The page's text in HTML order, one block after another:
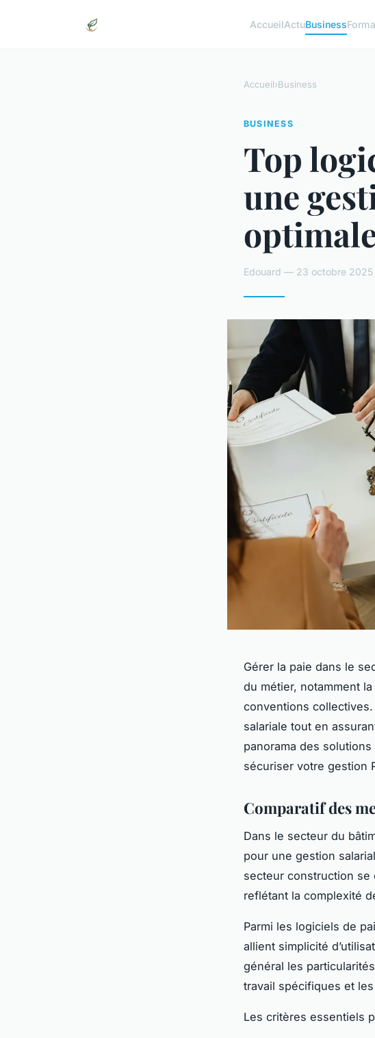
AccueilActuBusiness
Accueil›Business
BUSINESS
Top
une
Edouard — 23 octobre
Gérer la paie dans le
du métier, notamment
conventions
salariale tout en
panorama des
sécuriser votre gestion
Comparatif des
Dans le secteur du
pour une gestion
secteur construction
reflétant la complexité
Parmi les logiciels de
allient simplicité
général les
travail spécifiques et
Les critères essentiels